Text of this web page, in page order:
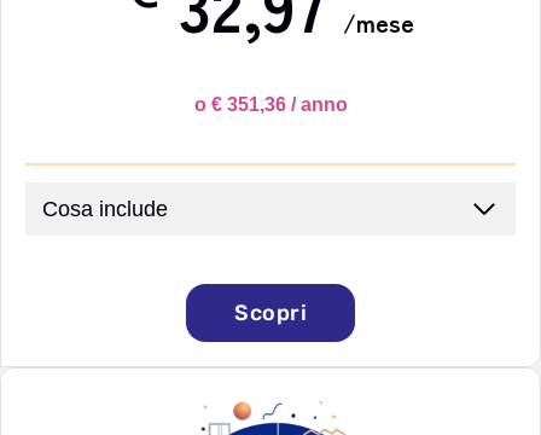
/mese
o € 351,36 / anno
Cosa include
Scopri